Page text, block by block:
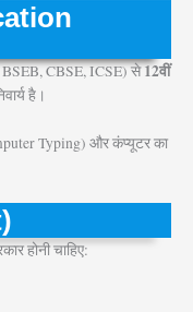
BSEB, CBSE, ICSE) से12वीं
है।
Typing) और कंप्यूटर का
होनी चाहिए: